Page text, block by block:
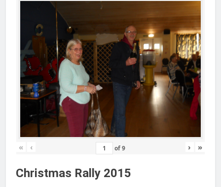
« ‹ of9 › »
Christmas Rally 2015